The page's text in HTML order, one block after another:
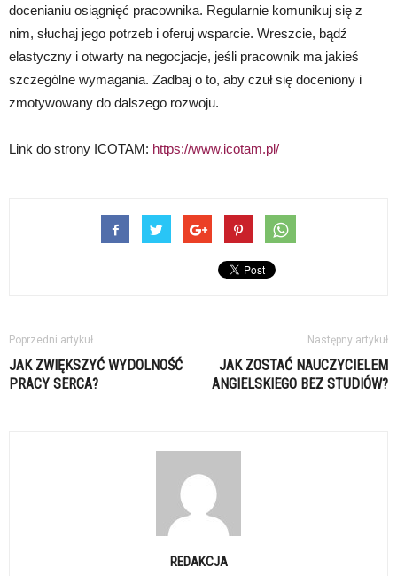
docenianiu osiągnięć pracownika. Regularnie komunikuj się z
nim, słuchaj jego potrzeb i oferuj wsparcie. Wreszcie, bądź
elastyczny i otwarty na negocjacje, jeśli pracownik ma jakieś
szczególne wymagania. Zadbaj o to, aby czuł się doceniony i
zmotywowany do dalszego rozwoju.
Link do strony ICOTAM: https://www.icotam.pl/
Poprzedni artykuł
JAK ZWIĘKSZYĆ WYDOLNOŚĆ
PRACY SERCA?
Następny artykuł
JAK ZOSTAĆ NAUCZYCIELEM
ANGIELSKIEGO BEZ STUDIÓW?
REDAKCJA